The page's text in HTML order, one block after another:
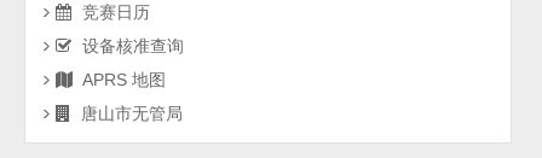
竞赛日历
设备核准查询
APRS 地图
唐山市无管局